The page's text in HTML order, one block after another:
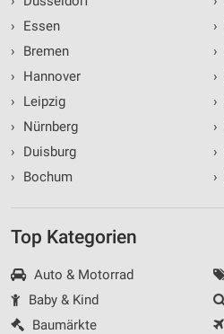
›
Essen
›
Bremen
›
Hannover
›
Leipzig
›
Nürnberg
›
Duisburg
›
Bochum
›
›
›
›
›
›
›
Top Kategorien
Auto & Motorrad
Baby & Kind
Baumärkte